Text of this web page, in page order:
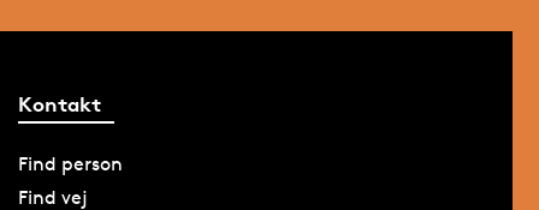
Kontakt
Find person
Find vej